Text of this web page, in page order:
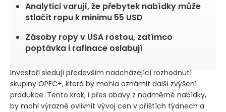
Analytici varují, že přebytek nabídky může
stlačit ropu k minimu 55 USD
Zásoby ropy v USA rostou, zatímco
poptávka i rafinace oslabují
Investoři sledují především nadcházející rozhodnutí
skupiny OPEC+, která by mohla oznámit další zvýšení
produkce. Tento krok, i přes obavy z nadměrné nabídky,
by mohl výrazně ovlivnit vývoj cen v příštích týdnech a